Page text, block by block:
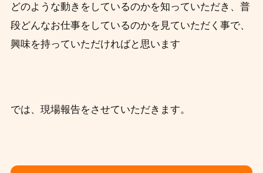
どのような動きをしているのかを知っていただき、 普
段どんなお仕事をしているのかを見ていただく事で、
興味を持っていただければと思います
では、現場報告をさせていただきます。